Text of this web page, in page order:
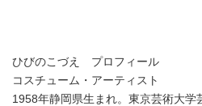
ひびのこづえ プロフィール
コスチューム・アーティスト
1958年静岡県生まれ。東京芸術大学